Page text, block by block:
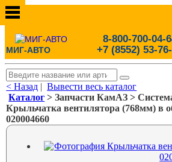
МИГ-АВТО
8-800-700-04-
+7 (8552) 53-
< Назад |Вывести весь каталог
Каталог > Запчасти КамАЗ >
Крыльчатка вентилятора (768мм) в
020004660